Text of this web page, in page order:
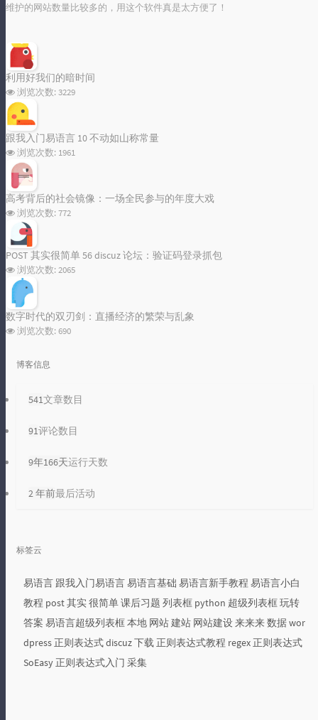
维护的网站数量比较多的，用这个软件真是太方便了！
利用好我们的暗时间
浏览次数: 3229
跟我入门易语言 10 不动如山称常量
浏览次数: 1961
高考背后的社会镜像：一场全民参与的年度大戏
浏览次数: 772
POST 其实很简单 56 discuz 论坛：验证码登录抓包
浏览次数: 2065
数字时代的双刃剑：直播经济的繁荣与乱象
浏览次数: 690
博客信息
541文章数目
91评论数目
9年166天运行天数
2 年前最后活动
标签云
易语言 跟我入门易语言易语言基础 易语言新手教程 易语言小白
教程 post其实 很简单课后习题 列表框 python 超级列表框玩转
答案 易语言超级列表框本地 网站建站 网站建设来来来数据wor
dpress 正则表达式discuz下载 正则表达式教程 regex 正则表达式
SoEasy 正则表达式入门 采集